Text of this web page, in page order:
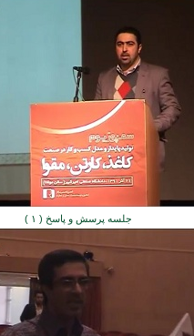
جلسه پرسش و پاسخ ( ۱ )